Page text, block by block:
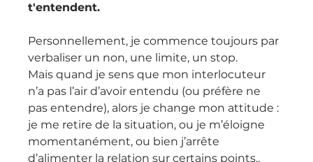
t'entendent.
Personnellement, je commence toujours par
verbaliser un non, une limite, un stop.
Mais quand je sens que mon interlocuteur
n’a pas l’air d’avoir entendu (ou préfère ne
pas entendre), alors je change mon attitude :
je me retire de la situation, ou je m’éloigne
momentanément, ou bien j’arrête
d’alimenter la relation sur certains points..